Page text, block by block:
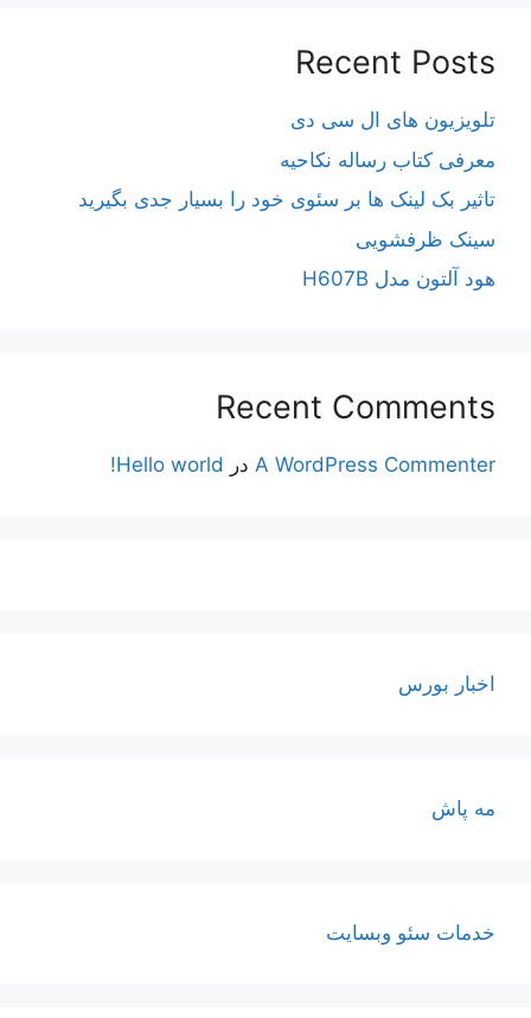
Recent Posts
تلویزیون های ال سی دی
معرفی کتاب رساله نکاحیه
تاثیر بک لینک ها بر سئوی خود را بسیار جدی بگیرید
سینک ظرفشویی
هود آلتون مدل H607B
Recent Comments
A WordPress Commenter در Hello world!
اخبار بورس
مه پاش
خدمات سئو وبسایت